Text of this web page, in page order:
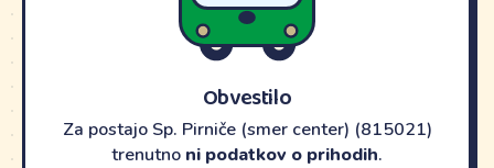
Obvestilo
Za postajo Sp. Pirniče (smer center) (815021)
trenutno ni podatkov o prihodih.